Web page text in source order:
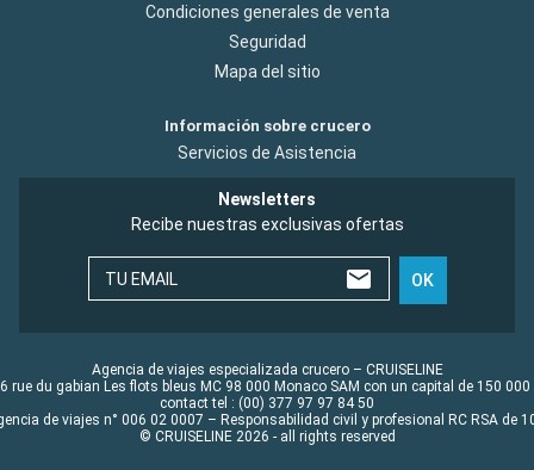
Condiciones generales de venta
Seguridad
Mapa del sitio
Información sobre crucero
Servicios de Asistencia
Newsletters
Recibe nuestras exclusivas ofertas
TU EMAIL OK
Agencia de viajes especializada crucero – CRUISELINE
rue du gabian Les flots bleus MC 98 000 Monaco SAM con un capital de 150 000
contact tel : (00) 377 97 97 84 50
de viajes n° 006 02 0007 – Responsabilidad civil y profesional RC RSA de
© CRUISELINE 2026 - all rights reserved